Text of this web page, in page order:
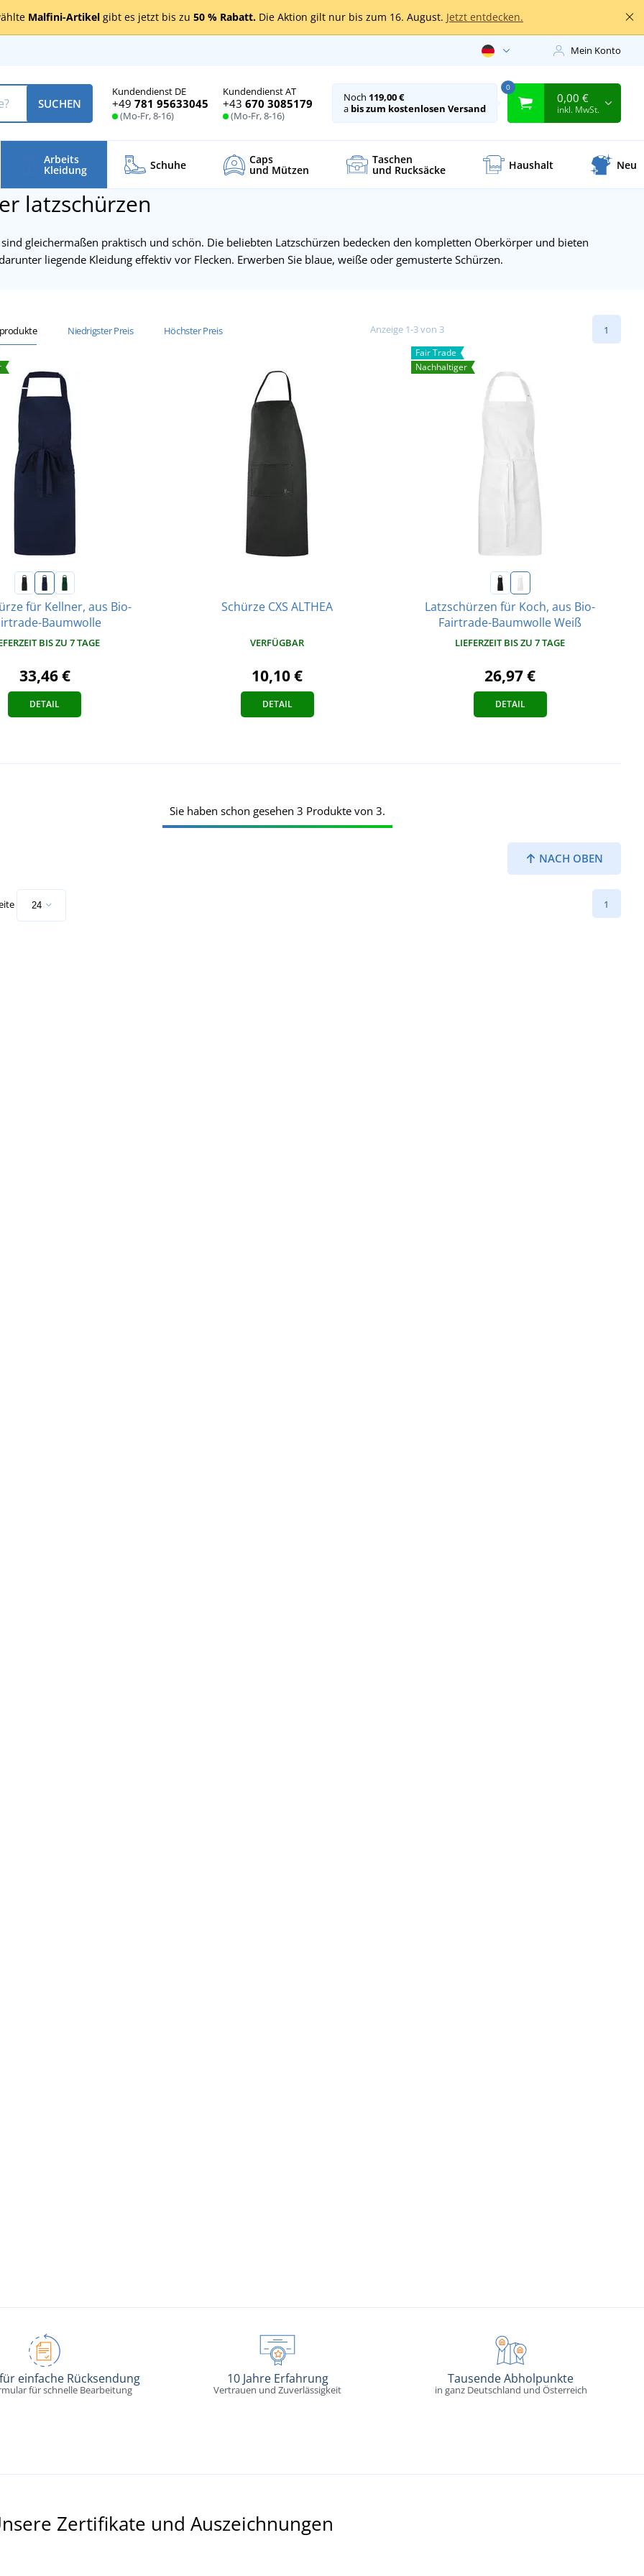
Malfini-Artikel gibt es jetzt bis zu 50 % Rabatt. Die Aktion gilt nur bis zum 16. August. Jetzt entdecken.
Mein Konto
Kundendienst DE
+49 781 95633045
(Mo-Fr, 8-16)
Kundendienst AT
+43 670 3085179
(Mo-Fr, 8-16)
SUCHEN Noch 119,00 €
a bis zum kostenlosen Versand
0
0,00 €
inkl. MwSt.
Arbeits
Kleidung Schuhe Caps
und Mützen
Taschen
und Rucksäcke Haushalt Neu
latzschürzen
gleichermaßen praktisch und schön. Die beliebten Latzschürzen bedecken den kompletten Oberkörper und bieten
liegende Kleidung effektiv vor Flecken. Erwerben Sie blaue, weiße oder gemusterte Schürzen.
Niedrigster Preis Höchster Preis Anzeige 1-3 von 3 1
für Kellner, aus Bio-
Baumwolle
BIS ZU 7 TAGE
33,46 €
DETAIL
Schürze CXS ALTHEA
VERFÜGBAR
10,10 €
DETAIL
Fair Trade
Nachhaltiger
Latzschürzen für Koch, aus Bio-
Fairtrade-Baumwolle Weiß
LIEFERZEIT BIS ZU 7 TAGE
26,97 €
DETAIL
NACH OBEN
Sie haben schon gesehen 3 Produkte von 3.
1
einfache Rücksendung
für schnelle Bearbeitung
10 Jahre Erfahrung
Vertrauen und Zuverlässigkeit
Tausende Abholpunkte
in ganz Deutschland und Österreich
Zertifikate und Auszeichnungen